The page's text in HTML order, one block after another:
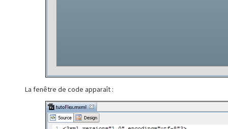
La fenêtre de code apparaît :